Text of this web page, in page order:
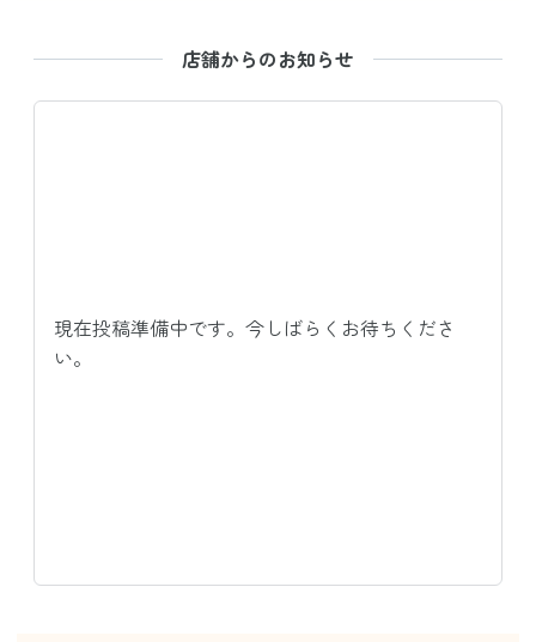
店舗からのお知らせ
現在投稿準備中です。今しばらくお待ちくださ
い。